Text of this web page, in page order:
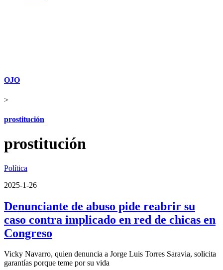
OJO
>
prostitución
prostitución
Política
2025-1-26
Denunciante de abuso pide reabrir su
caso contra implicado en red de chicas en
Congreso
Vicky Navarro, quien denuncia a Jorge Luis Torres Saravia, solicita
garantías porque teme por su vida